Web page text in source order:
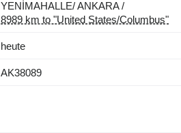
YENİMAHALLE/ ANKARA /
8989 km to "United States/Columbus"
heute
AK38089